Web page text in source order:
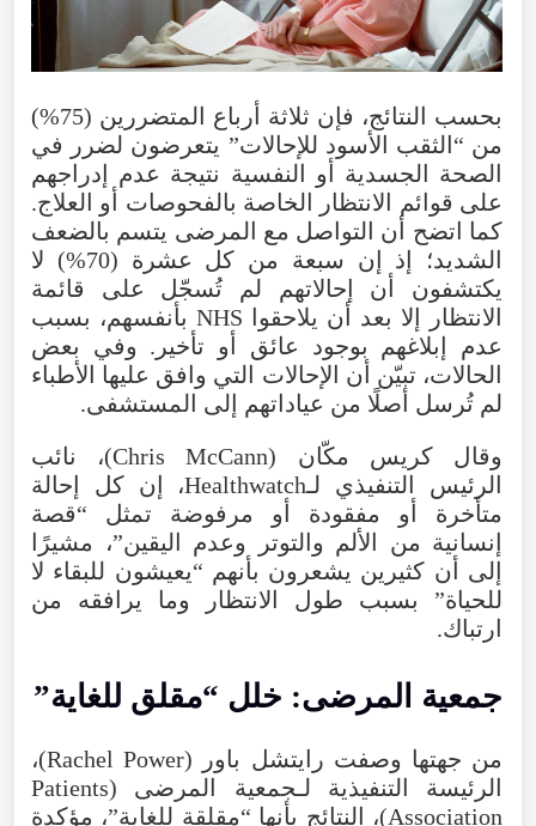
بحسب النتائج، فإن ثلاثة أرباع المتضررين (75%)
من “الثقب الأسود للإحالات” يتعرضون لضرر في
الصحة الجسدية أو النفسية نتيجة عدم إدراجهم
على قوائم الانتظار الخاصة بالفحوصات أو العلاج.
كما اتضح أن التواصل مع المرضى يتسم بالضعف
الشديد؛ إذ إن سبعة من كل عشرة (70%) لا
يكتشفون أن إحالاتهم لم تُسجّل على قائمة
الانتظار إلا بعد أن يلاحقوا NHS بأنفسهم، بسبب
عدم إبلاغهم بوجود عائق أو تأخير. وفي بعض
الحالات، تبيّن أن الإحالات التي وافق عليها الأطباء
لم تُرسل أصلًا من عياداتهم إلى المستشفى.
وقال كريس مكّان (Chris McCann)، نائب
الرئيس التنفيذي لـHealthwatch، إن كل إحالة
متأخرة أو مفقودة أو مرفوضة تمثل “قصة
إنسانية من الألم والتوتر وعدم اليقين”، مشيرًا
إلى أن كثيرين يشعرون بأنهم “يعيشون للبقاء لا
للحياة” بسبب طول الانتظار وما يرافقه من
ارتباك.
جمعية المرضى: خلل “مقلق للغاية”
من جهتها وصفت رايتشل باور (Rachel Power)،
الرئيسة التنفيذية لـجمعية المرضى (Patients
Association)، النتائج بأنها “مقلقة للغاية”، مؤكدة